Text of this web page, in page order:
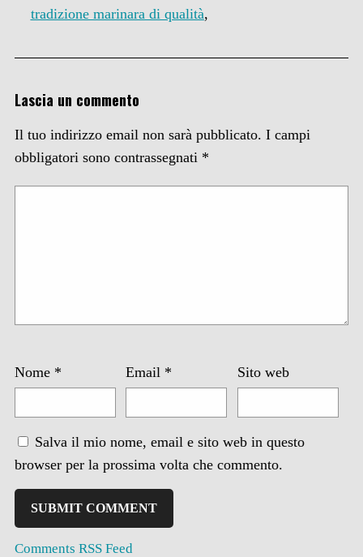
tradizione marinara di qualità,
Lascia un commento
Il tuo indirizzo email non sarà pubblicato. I campi
obbligatori sono contrassegnati *
Nome * Email * Sito web
Salva il mio nome, email e sito web in questo
browser per la prossima volta che commento.
Comments RSS Feed